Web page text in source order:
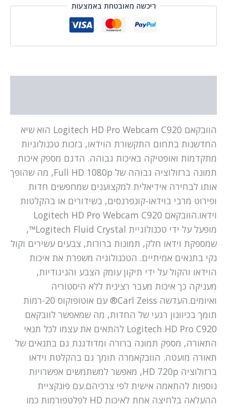
ריכשה מאובטחת באמצעות
הוובקאם Logitech HD Pro Webcam C920 הוא שיא
החדשנות בתחום התקשורת הוידאו, בזכות טכנולוגיות
מתקדמות ואופטיקה באיכות גבוהה. הדגם מספק איכות
תמונה ברזולוציה גבוהה של Full HD 1080p, מה שהופך
אותו לבחירה אידיאלית למקצוענים שמחפשים חדות
ופירוט מרבי בוידאו-קונפרנסים, בשידורים או בהקלטות
וידאו.הוובקאם Logitech HD Pro Webcam C920
מופעל על ידי טכנולוגיית Logitech Fluid Crystal™,
שמספקת וידאו חלק, תמונות ברורות, צבעים עשירים וקול
נקי בתנאים אמיתיים. הטכנולוגיה משפרת את איכות
הוידאו והקול על ידי תיקון עומק הצבע והניגודיות,
מעניקה כך איכות מעבר רצינית ללא היסטוריה
ואיומים.העדשה Carl Zeiss® עם אוטופוקוס 20-רמות
תומך בכיוונון רגעי של החדות, מה שמאפשר לוובקאם
Logitech HD Pro C920 להתאים את עצמו לכל תנאי
התאורה, מספק תמונה ברורה ומדודגנת גם בתנאים של
תאורה מועטה. הוובקאמרה תומך גם בהקלטת וידאו
ברזולוציה HD 720p, מאפשר למשתמשים אפשרויות
נוספות להתאמה אישית לפי צרכיהם.עם פונקציית
ההעלאה בלחיצה אחת לאיכות HD לפלטפורמות כמו